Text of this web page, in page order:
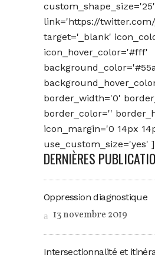
custom_shape_size='25'
link='https://
target='_blank'
icon_hover_color='#fff'
border_width='0'
border_color=''
icon_margin='0 14px
use_custom_size='yes' ]
DERNIÈRES
Oppression diagnostique
13 novembre 2019
Intersectionnalité et